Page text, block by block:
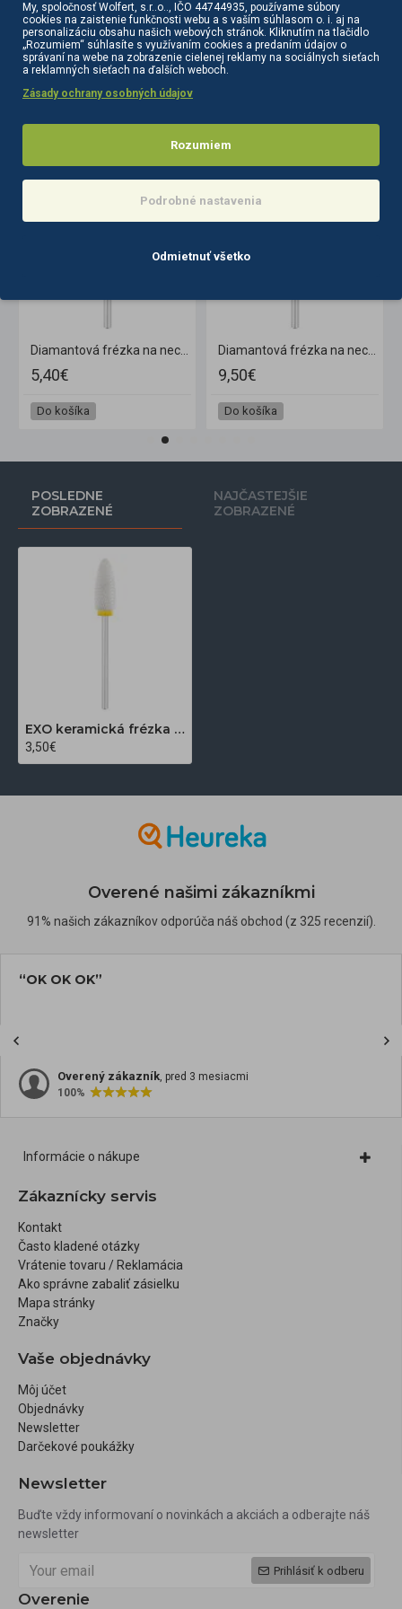
PODOBNÉ PRODUKTY SÚVISIACE PRODUKTY
5,40€
Do košíka
9,50€
Do košíka
POSLEDNE
ZOBRAZENÉ
NAJČASTEJŠIE
ZOBRAZENÉ
EXO keramická frézka na nechty oval 6,0 mm YL 307XF
3,50€
Overené našimi zákazníkmi
91% našich zákazníkov odporúča náš obchod (z 325 recenzií).
“OK OK OK”
Overený zákazník, pred 3 mesiacmi
100%
Informácie o nákupe
Zákaznícky servis
Kontakt
Často kladené otázky
Vrátenie tovaru / Reklamácia
Ako správne zabaliť zásielku
Mapa stránky
Značky
Vaše objednávky
Môj účet
Objednávky
Newsletter
Darčekové poukážky
Newsletter
Buďte vždy informovaní o novinkách a akciách a odberajte náš
newsletter
Prihlásiť k odberu
Overenie
My, spoločnosť Wolfert, s.r..o.., IČO 44744935, používame súbory
cookies na zaistenie funkčnosti webu a s vaším súhlasom o. i. aj na
personalizáciu obsahu našich webových stránok. Kliknutím na tlačidlo
„Rozumiem“ súhlasíte s využívaním cookies a predaním údajov o
správaní na webe na zobrazenie cielenej reklamy na sociálnych sieťach
a reklamných sieťach na ďalších weboch.
Zásady ochrany osobných údajov
Rozumiem
Podrobné nastavenia
Odmietnuť všetko